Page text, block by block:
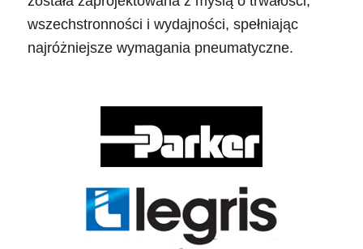
wszechstronności i wydajności, spełniając
najróżniejsze wymagania pneumatyczne.